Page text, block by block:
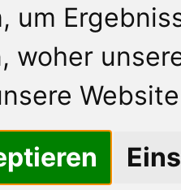
um
woher